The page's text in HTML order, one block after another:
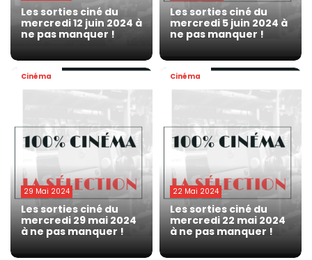
Les sorties ciné du
mercredi 12 juin 2024 à
ne pas manquer !
Les sorties ciné du
mercredi 5 juin 2024 à
ne pas manquer !
Cinéma
29 Mai 2024
Les sorties ciné du
mercredi 29 mai 2024
à ne pas manquer !
Cinéma
22 Mai 2024
Les sorties ciné du
mercredi 22 mai 2024
à ne pas manquer !